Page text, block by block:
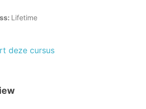
Lifetime
deze cursus